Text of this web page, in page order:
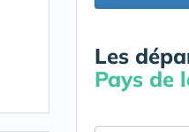
Les
Pays de